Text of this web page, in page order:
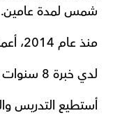
شمس لمدة عامين.
منذ عام 2014، أعمل كمعلم لغة تركية ومترجم.
لدي خبرة 8 سنوات في التدريس.
أستطيع التدريس